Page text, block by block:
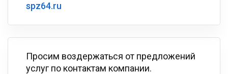
spz64.ru
Просим воздержаться от предложений
услуг по контактам компании.